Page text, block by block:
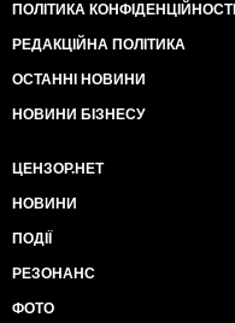
ПОЛІТИКА КОНФІДЕНЦІЙНОСТІ
РЕДАКЦІЙНА ПОЛІТИКА
ОСТАННІ НОВИНИ
НОВИНИ БІЗНЕСУ
ЦЕНЗОР.НЕТ
НОВИНИ
ПОДІЇ
РЕЗОНАНС
ФОТО